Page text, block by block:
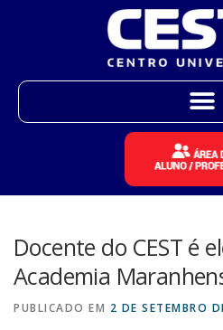
Docente do CEST é
Academia
PUBLICADO EM 2 DE SETEMBRO